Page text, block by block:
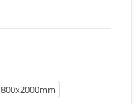
800х2000mm